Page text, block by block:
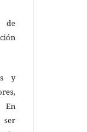
de
y
En